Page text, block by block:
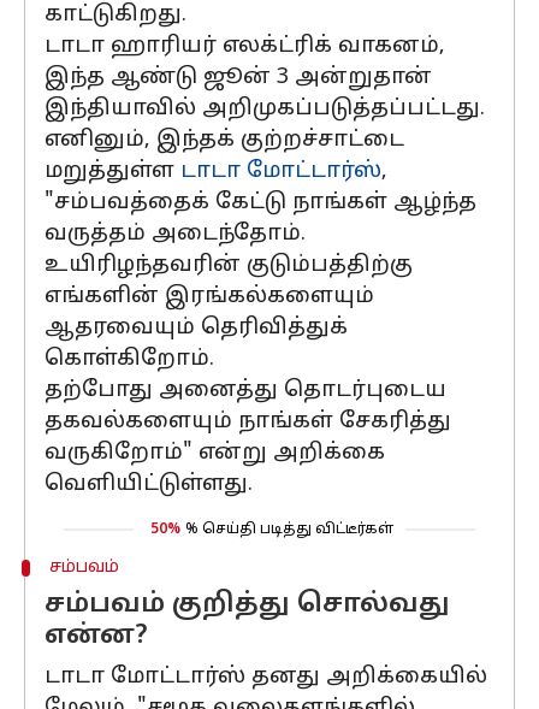
காட்டுகிறது.
டாடா ஹாரியர் எலக்ட்ரிக் வாகனம்,
இந்த ஆண்டு ஜூன் 3 அன்றுதான்
இந்தியாவில் அறிமுகப்படுத்தப்பட்டது.
எனினும், இந்தக் குற்றச்சாட்டை
மறுத்துள்ள டாடா மோட்டார்ஸ்,
"சம்பவத்தைக் கேட்டு நாங்கள் ஆழ்ந்த
வருத்தம் அடைந்தோம்.
உயிரிழந்தவரின் குடும்பத்திற்கு
எங்களின் இரங்கல்களையும்
ஆதரவையும் தெரிவித்துக்
கொள்கிறோம்.
தற்போது அனைத்து தொடர்புடைய
தகவல்களையும் நாங்கள் சேகரித்து
வருகிறோம்" என்று அறிக்கை
வெளியிட்டுள்ளது.
50% % செய்தி படித்து விட்டீர்கள்
சம்பவம்
சம்பவம் குறித்து சொல்வது
என்ன?
டாடா மோட்டார்ஸ் தனது அறிக்கையில்